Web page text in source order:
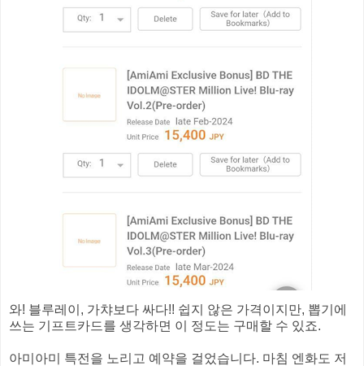
와! 블루레이, 가챠보다 싸다!! 쉽지 않은 가격이지만, 뽑기에
쓰는 기프트카드를 생각하면 이 정도는 구매할 수 있죠.
아미아미 특전을 노리고 예약을 걸었습니다. 마침 엔화도 저